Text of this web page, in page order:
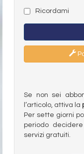
Ricordami
Se non sei
l’articolo, attiva la
Per sette giorni
periodo
servizi gratuiti.